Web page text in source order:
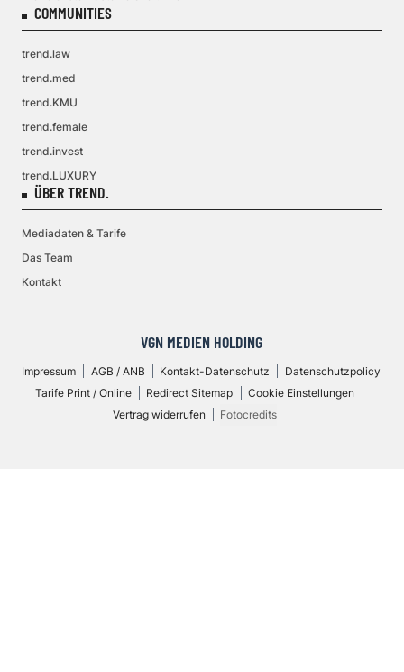
COMMUNITIES
trend.law
trend.med
trend.KMU
trend.female
trend.invest
trend.LUXURY
ÜBER TREND.
Mediadaten & Tarife
Das Team
Kontakt
VGN MEDIEN HOLDING
Impressum AGB / ANB Kontakt-Datenschutz
Datenschutzpolicy
Tarife Print / Online
Redirect Sitemap
Cookie Einstellungen
Vertrag widerrufen
Fotocredits